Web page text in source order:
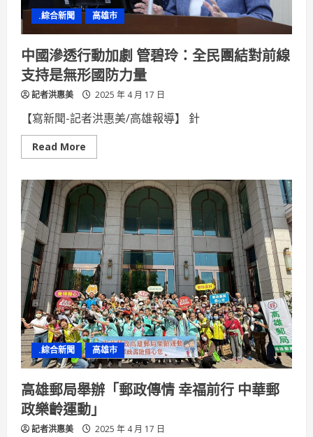
植
物
人、
共
築
花
蓮
與
嘉
義
養
院
.綜合新聞 高雄市
中國滲透行動加劇 管碧玲：全民團結對前線
支持是無形國防力量
記者洪惠美 2025 年 4 月 17 日
【寫新聞-記者洪惠美/高雄報導】 針
Read More
more
國
滲
行
動
加
劇
管
碧
玲：
全
民
團
結
對
前
線
支
持
是
無
形
國
防
力
量
.綜合新聞 高雄市
高雄郵局舉辦「郵政傳情 幸福前行 中華郵
政樂齡運動」
記者洪惠美 2025 年 4 月 17 日